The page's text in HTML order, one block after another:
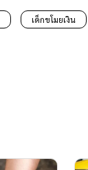
เด็กขโมยเงิน